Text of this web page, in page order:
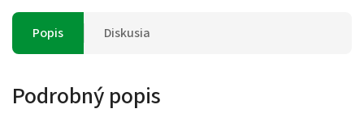
Popis Diskusia
Podrobný popis